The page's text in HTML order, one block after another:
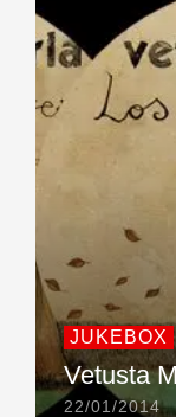
JUKEBOX
Vetusta
22/01/2014